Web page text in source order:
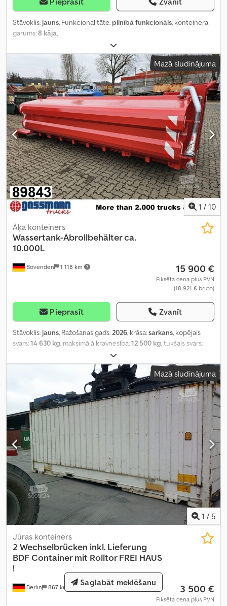
Stāvoklis: jauns, Funkcionalitāte: pilnībā funkcionāls, konteinera
garums:8 kāja,
Mazā sludinājuma
1 / 10
Bovenden 1 118 km
Āķa konteiners
Wassertank-Abrollbehälter ca.
10.000L
15 900 €
Fiksēta cena plus PVN
(18 921 € bruto)
Pieprasīt Zvanīt
Stāvoklis: jauns, Ražošanas gads: 2026, krāsa:sarkans, kopējais
svars:14 630 kg , maksimālā kravnesība:12 500 kg , tukšais svars:
, vadītāja kabīne:
Mazā sludinājuma
1 / 5
Berlin 867 km
Jūras konteiners
2 Wechselbrücken inkl. Lieferung
BDF Container mit Rolltor FREI HAUS
!
3 500 €
Fiksēta cena plus PVN
Saglabāt meklēšanu